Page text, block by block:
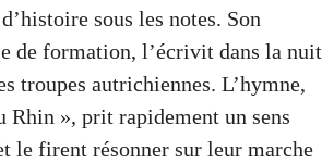
sous les notes. Son
de formation, l’écrivit dans la nuit
troupes autrichiennes. L’hymne,
Rhin », prit rapidement un sens
le firent résonner sur leur marche